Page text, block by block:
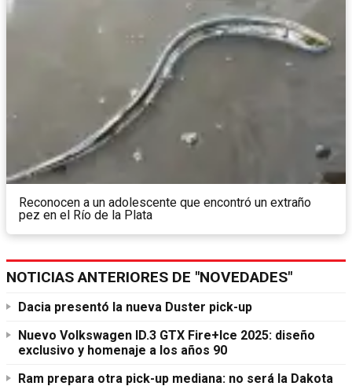
Reconocen a un adolescente que encontró un extraño
pez en el Río de la Plata
NOTICIAS ANTERIORES DE "NOVEDADES"
Dacia presentó la nueva Duster pick-up
Nuevo Volkswagen ID.3 GTX Fire+Ice 2025: diseño
exclusivo y homenaje a los años 90
Ram prepara otra pick-up mediana: no será la Dakota